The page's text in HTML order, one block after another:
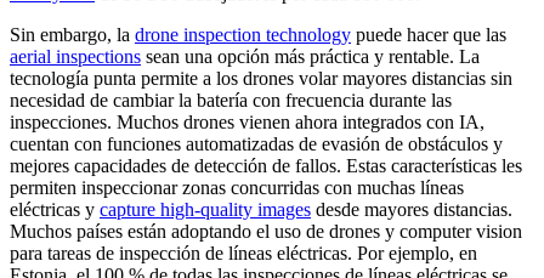
Sin embargo, la drone inspection technology puede hacer que las
aerial inspections sean una opción más práctica y rentable. La
tecnología punta permite a los drones volar mayores distancias sin
necesidad de cambiar la batería con frecuencia durante las
inspecciones. Muchos drones vienen ahora integrados con IA,
cuentan con funciones automatizadas de evasión de obstáculos y
mejores capacidades de detección de fallos. Estas características les
permiten inspeccionar zonas concurridas con muchas líneas
eléctricas y capture high-quality images desde mayores distancias.
Muchos países están adoptando el uso de drones y computer vision
para tareas de inspección de líneas eléctricas. Por ejemplo, en